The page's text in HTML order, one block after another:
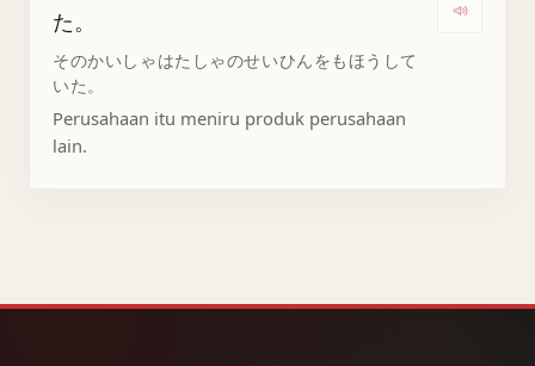
た。
そのかいしゃはたしゃのせいひんをもほうして
いた。
Perusahaan itu meniru produk perusahaan
lain.